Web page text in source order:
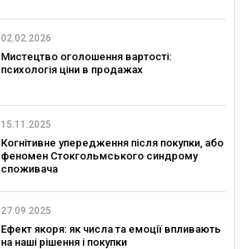
02.02.2026
Мистецтво оголошення вартості:
психологія ціни в продажах
15.11.2025
Когнітивне упередження після покупки, або
феномен Стокгольмського синдрому
споживача
27.09.2025
Ефект якоря: як числа та емоції впливають
на наші рішення і покупки